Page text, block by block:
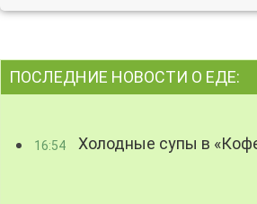
ПОСЛЕДНИЕ НОВОСТИ О ЕДЕ:
16:54 Холодные супы в